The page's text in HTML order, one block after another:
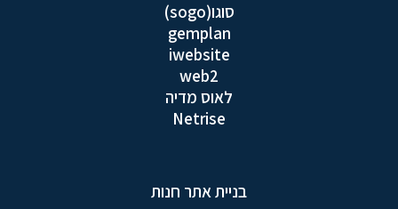
סוגו(sogo)
gemplan
iwebsite
web2
לאוס מדיה
Netrise
בניית אתר חנות